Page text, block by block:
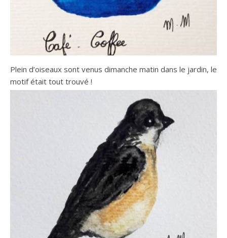
Plein d’oiseaux sont venus dimanche matin dans le jardin, le
motif était tout trouvé !